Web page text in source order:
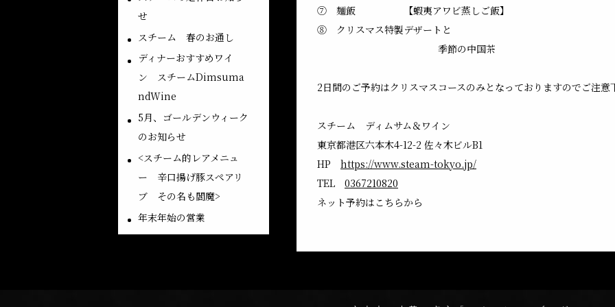
せ
スチーム 春のお通し
ディナーおすすめワイ
ン スチームDimsuma
ndWine
5月、ゴールデンウィーク
のお知らせ
<スチーム的レアメニュ
ー 辛口揚げ豚スペアリ
ブ その名も閻魔>
年末年始の営業
⑦ 麺飯 【蝦夷アワビ蒸しご飯】
⑧ クリスマス特製デザートと
季節の中国茶
2日間のご予約はクリスマスコースのみとなっておりますのでご注意
スチーム ディムサム＆ワイン
東京都港区六本木4-12-2 佐々木ビルB1
HP https://www.steam-tokyo.jp/
TEL 0367210820
ネット予約はこちらから